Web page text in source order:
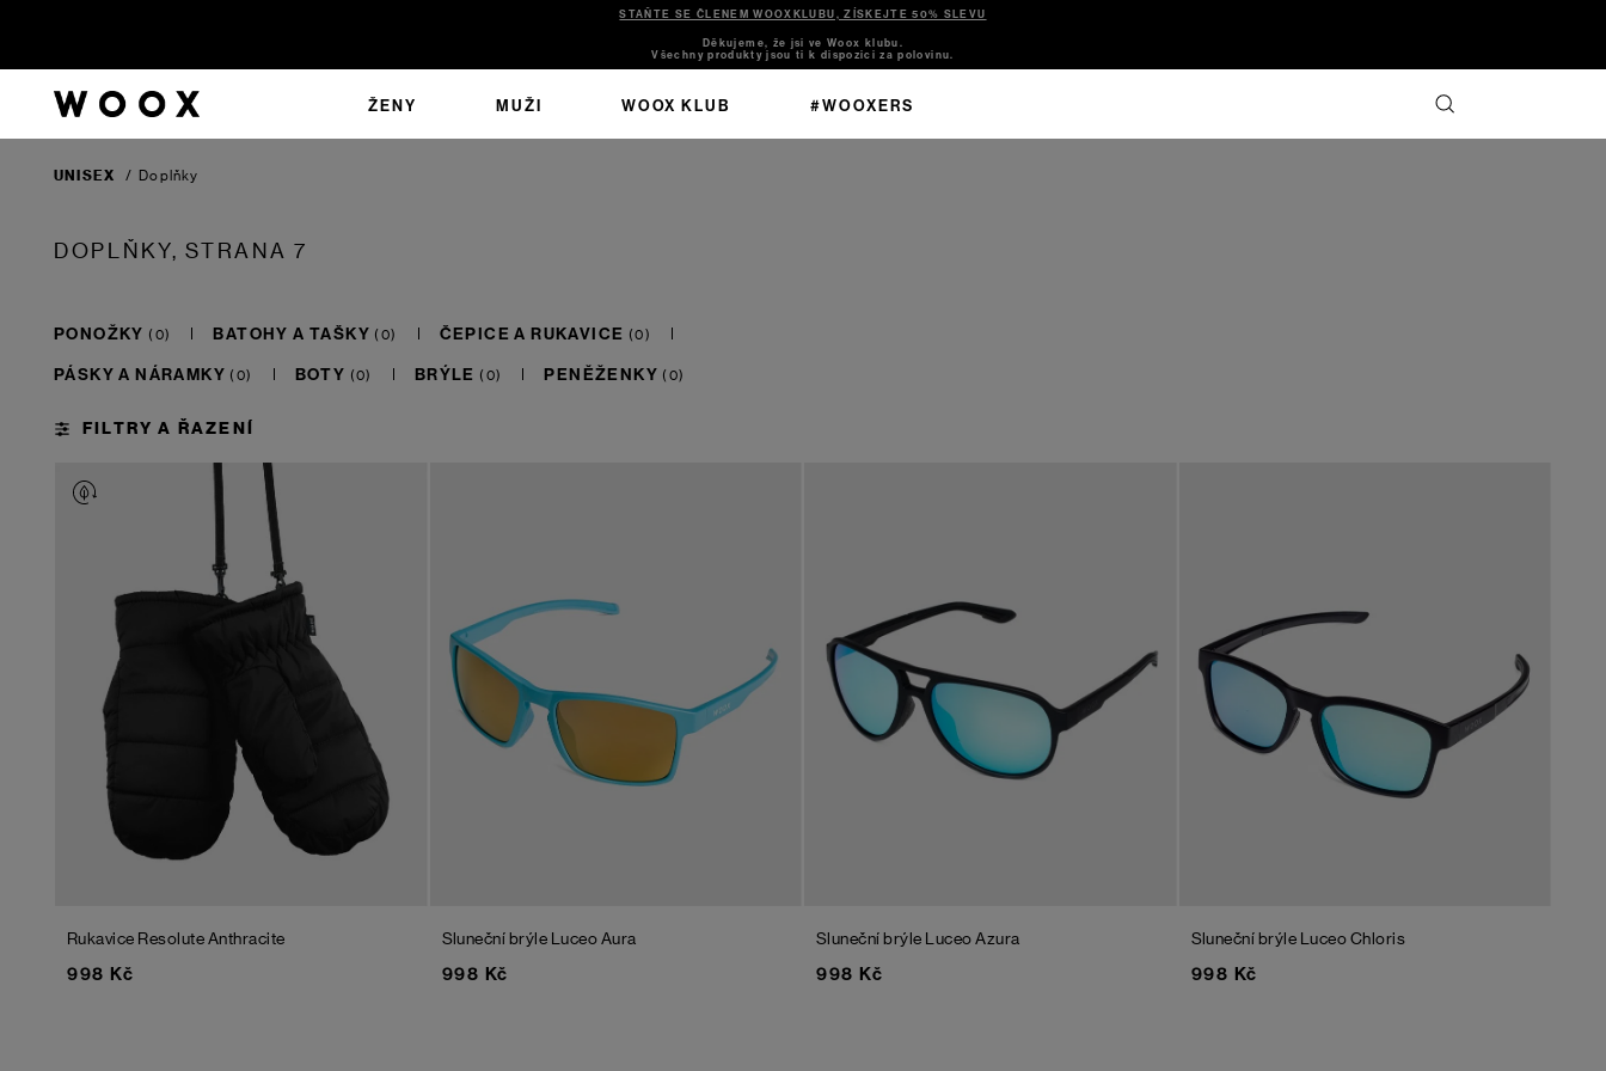
STAŇTE SE ČLENEM WOOXKLUBU, ZÍSKEJTE 50% SLEVU
Děkujeme, že jsi ve Woox klubu.
Všechny produkty jsou ti k dispozici za polovinu.
ŽENY MUŽI WOOX KLUB #WOOXERS
UNISEX / Doplňky
DOPLŇKY, STRANA 7
PONOŽKY BATOHY A TAŠKY
ČEPICE A RUKAVICE
PÁSKY A NÁRAMKY
BOTY BRÝLE PENĚŽENKY
Rukavice ResoluteAnthracite
998 Kč
Sluneční brýle Luceo Aura
998 Kč
Sluneční brýle Luceo Azura
998 Kč
Sluneční brýle Luceo Chloris
998 Kč